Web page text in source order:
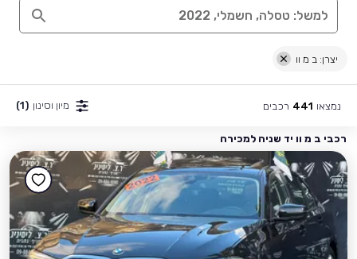
יצרן: ב מ וו
נמצאו 441 רכבים מיון וסינון (1)
רכבי ב מ וו יד שניה למכירה